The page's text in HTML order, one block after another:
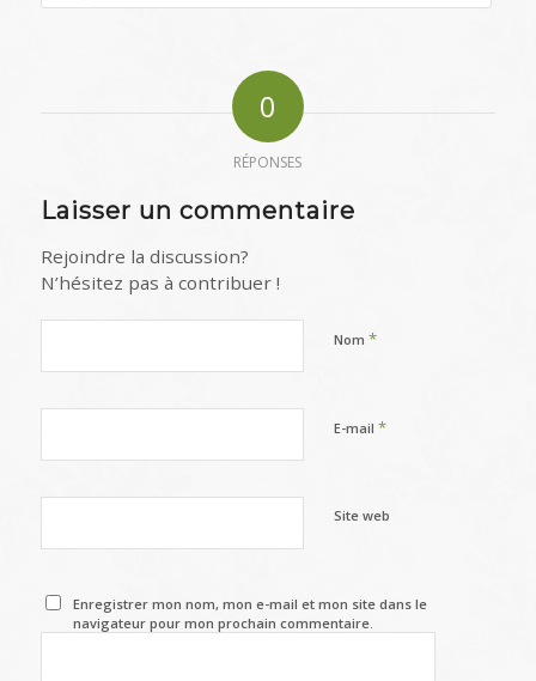
0
RÉPONSES
Laisser un commentaire
Rejoindre la discussion?
N’hésitez pas à contribuer !
Nom *
E-mail *
Site web
Enregistrer mon nom, mon e-mail et mon site dans le
navigateur pour mon prochain commentaire.